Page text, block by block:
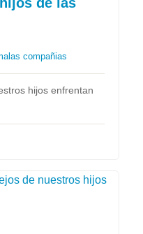
compañias
hijos enfrentan